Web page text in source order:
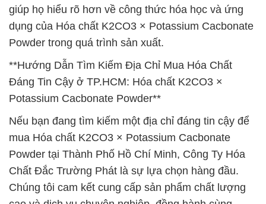
giúp họ hiểu rõ hơn về công thức hóa học và ứng
dụng của Hóa chất K2CO3 × Potassium Cacbonate
Powder trong quá trình sản xuất.
**Hướng Dẫn Tìm Kiếm Địa Chỉ Mua Hóa Chất
Đáng Tin Cậy ở TP.HCM: Hóa chất K2CO3 ×
Potassium Cacbonate Powder**
Nếu bạn đang tìm kiếm một địa chỉ đáng tin cậy để
mua Hóa chất K2CO3 × Potassium Cacbonate
Powder tại Thành Phố Hồ Chí Minh, Công Ty Hóa
Chất Đắc Trường Phát là sự lựa chọn hàng đầu.
Chúng tôi cam kết cung cấp sản phẩm chất lượng